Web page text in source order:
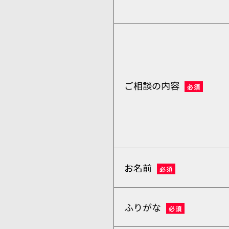
ご相談の内容 必須
お名前 必須
ふりがな 必須